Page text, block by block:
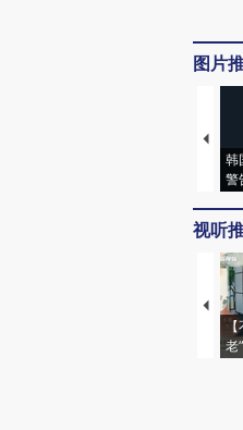
图片
韩
警
视听
【
老”